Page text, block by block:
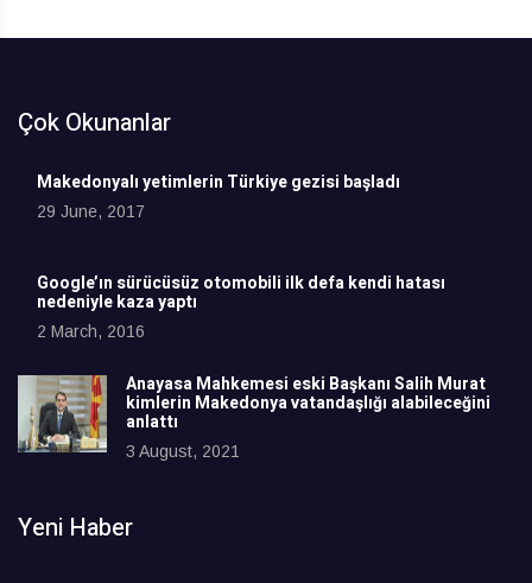
Çok Okunanlar
Makedonyalı yetimlerin Türkiye gezisi başladı
29 June, 2017
Google’ın sürücüsüz otomobili ilk defa kendi hatası
nedeniyle kaza yaptı
2 March, 2016
Anayasa Mahkemesi eski Başkanı Salih Murat
kimlerin Makedonya vatandaşlığı alabileceğini
anlattı
3 August, 2021
Yeni Haber